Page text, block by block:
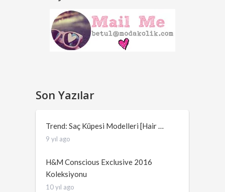
Son Yazılar
Trend: Saç Küpesi Modelleri [Hair …
9 yıl ago
H&M Conscious Exclusive 2016
Koleksiyonu
10 yıl ago